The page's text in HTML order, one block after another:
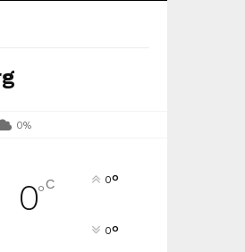
0%
0°C 0°
0°